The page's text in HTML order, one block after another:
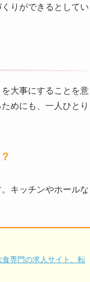
りができるとしてい
大事にすることを意
めにも、一人ひとり
キッチンやホールな
専門の求人サイト、転